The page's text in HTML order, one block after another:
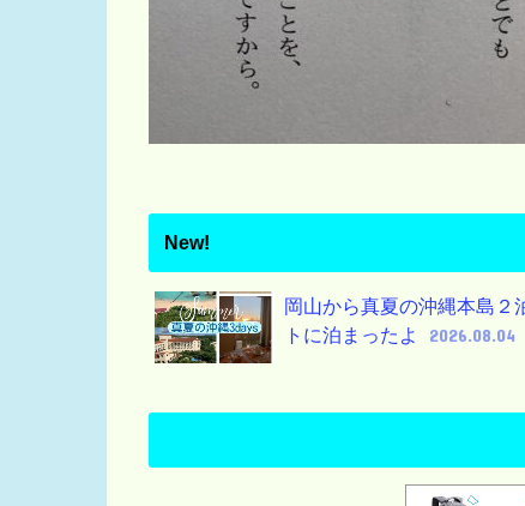
New!
岡山から真夏の沖縄本島
トに泊まったよ
2026.08.04